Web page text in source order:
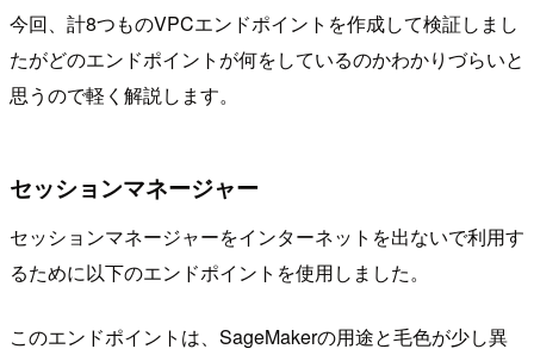
今回、計8つものVPCエンドポイントを作成して検証しまし
たがどのエンドポイントが何をしているのかわかりづらいと
思うので軽く解説します。
セッションマネージャー
セッションマネージャーをインターネットを出ないで利用す
るために以下のエンドポイントを使用しました。
このエンドポイントは、SageMakerの用途と毛色が少し異